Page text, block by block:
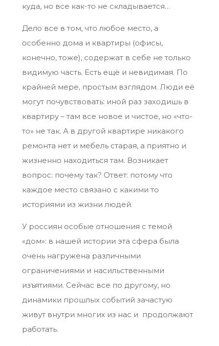
куда, но все как-то не складывается…
Дело все в том, что любое место, а
особенно дома и квартиры (офисы,
конечно, тоже), содержат в себе не только
видимую часть. Есть ещё и невидимая. По
крайней мере, простым взглядом. Люди её
могут почувствовать: иной раз заходишь в
квартиру – там все новое и чистое, но «что-
то» не так. А в другой квартире никакого
ремонта нет и мебель старая, а приятно и
жизненно находиться там. Возникает
вопрос: почему так? Ответ: потому что
каждое место связано с какими то
историями из жизни людей.
У россиян особые отношения с темой
«дом»: в нашей истории эта сфера была
очень нагружена различными
ограничениями и насильственными
изъятиями. Сейчас все по другому, но
динамики прошлых событий зачастую
живут внутри многих из нас и продолжают
работать.